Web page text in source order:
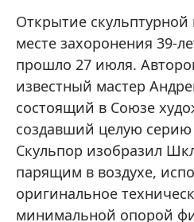
Открытие
месте захоронения 39-
прошло 27 июля.
известный мастер
состоящий в Союзе
создавший целую серию
Скульпор изобразил
парящим в воздухе,
оригинальное
минимальной опорой